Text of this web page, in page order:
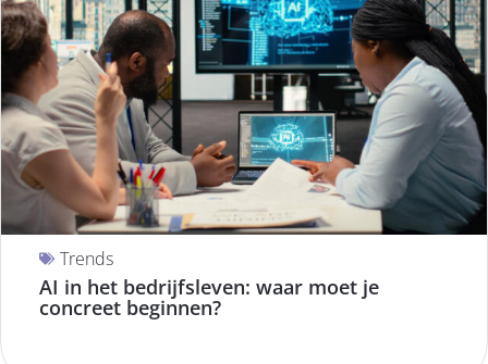
Trends
AI in het bedrijfsleven: waar moet je
concreet beginnen?